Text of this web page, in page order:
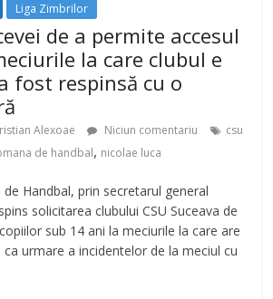
Liga Zimbrilor
de a permite accesul
la care clubul e
fost respinsă cu o
Alexoae Niciun comentariu
csu
de handbal, nicolae luca
Handbal, prin secretarul general
solicitarea clubului CSU Suceava de
sub 14 ani la meciurile la care are
urmare a incidentelor de la meciul cu